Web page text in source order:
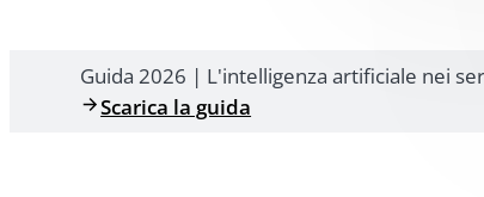
Guida 2026 | L'intelligenza artificiale nei
Scarica la guida